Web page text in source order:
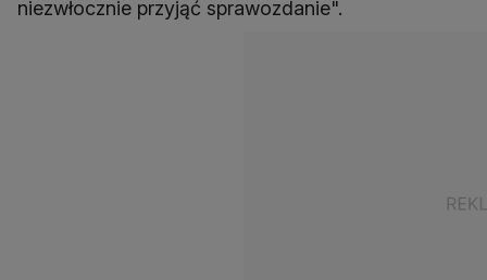
niezwłocznie przyjąć sprawozdanie".